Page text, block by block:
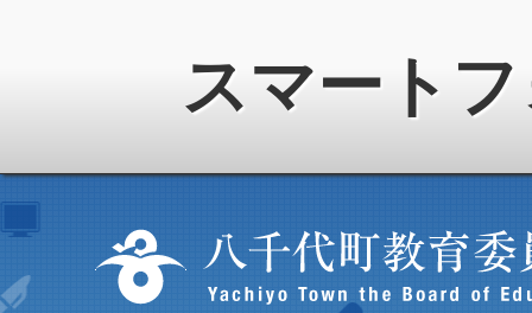
スマート